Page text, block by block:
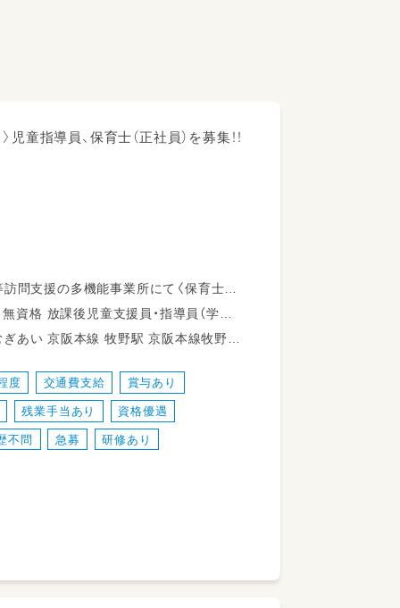
童指導員、保育士（正社員）を募集！！
問支援の多機能事業所にて〈保育士〉
門員 言語聴覚士 作業療法士 理学療法士 心理士 精神保健福祉士 普通自動車運転免許
本線牧野駅
度 交通費支給 賞与あり
残業手当あり 資格優遇
不問 急募 研修あり